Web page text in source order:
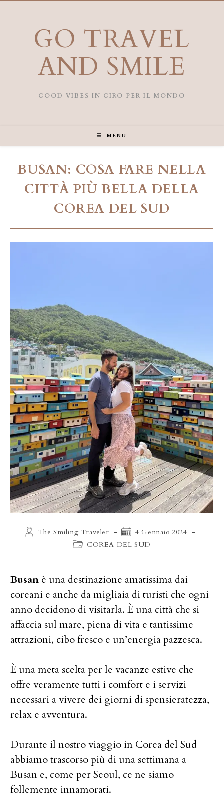
GO TRAVEL
AND SMILE
GOOD VIBES IN GIRO PER IL MONDO
MENU
BUSAN: COSA FARE NELLA
CITTÀ PIÙ BELLA DELLA
COREA DEL SUD
AutoreThe Smiling Traveler
Articolo
pubblicato:
4 Gennaio 2024
Categoria
COREA DEL SUD
Busan è una destinazione amatissima dai
coreani e anche da migliaia di turisti che ogni
anno decidono di visitarla. È una città che si
affaccia sul mare, piena di vita e tantissime
attrazioni, cibo fresco e un’energia pazzesca.
È una meta scelta per le vacanze estive che
offre veramente tutti i comfort e i servizi
necessari a vivere dei giorni di spensieratezza,
relax e avventura.
Durante il nostro viaggio in Corea del Sud
abbiamo trascorso più di una settimana a
Busan e, come per Seoul, ce ne siamo
follemente innamorati.